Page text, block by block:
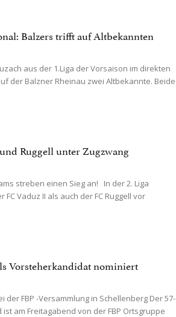
Balzers trifft auf Altbekannten
aus der 1.Liga der Vorsaison im direkten
der Balzner Rheinau zwei Altbekannte. Beide
Ruggell unter Zugzwang
streben einen Sieg an! In der 2. Liga
Vaduz II als auch der FC Ruggell vor
Vorsteherkandidat nominiert
der FBP -Versammlung in Schellenberg Der 57-
am Freitagabend von der FBP Ortsgruppe